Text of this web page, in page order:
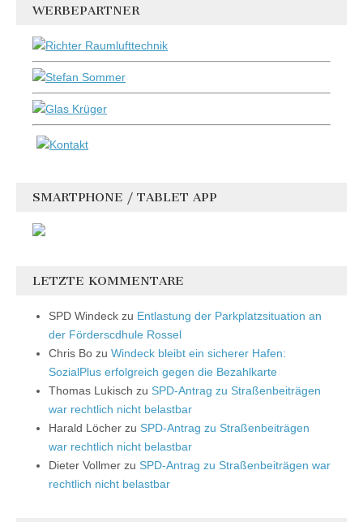
WERBEPARTNER
SMARTPHONE / TABLET APP
LETZTE KOMMENTARE
SPD Windeck zu Entlastung der Parkplatzsituation an
der Förderscdhule Rossel
Chris Bo zu Windeck bleibt ein sicherer Hafen:
SozialPlus erfolgreich gegen die Bezahlkarte
Thomas Lukisch zu SPD-Antrag zu Straßenbeiträgen
war rechtlich nicht belastbar
Harald Löcher zu SPD-Antrag zu Straßenbeiträgen
war rechtlich nicht belastbar
Dieter Vollmer zu SPD-Antrag zu Straßenbeiträgen war
rechtlich nicht belastbar